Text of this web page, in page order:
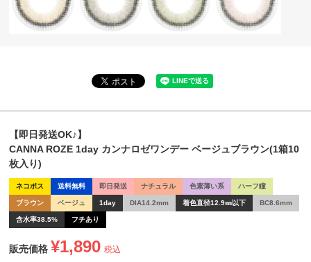
【即日発送OK♪】
CANNA ROZE 1day カンナロゼワンデー ベージュブラウン(1箱10
枚入り)
ネコポス 送料無料 即日発送 ナチュラル 色素薄い系 ハーフ瞳
ブラウン ベージュ 1day DIA14.2mm 着色直径12.9㎜以下 BC8.6mm
含水率38.5% フチあり
販売価格 ¥1,890 税込